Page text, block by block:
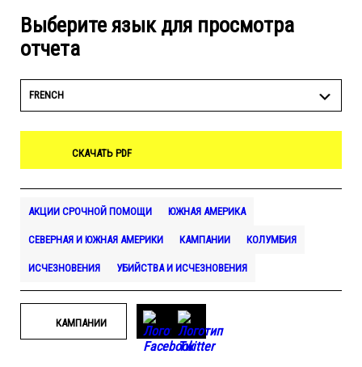
Выберите язык для просмотра
отчета
FRENCH
СКАЧАТЬ PDF
АКЦИИ СРОЧНОЙ ПОМОЩИ ЮЖНАЯ АМЕРИКА
СЕВЕРНАЯ И ЮЖНАЯ АМЕРИКИ КАМПАНИИ КОЛУМБИЯ
ИСЧЕЗНОВЕНИЯ УБИЙСТВА И ИСЧЕЗНОВЕНИЯ
КАМПАНИИ